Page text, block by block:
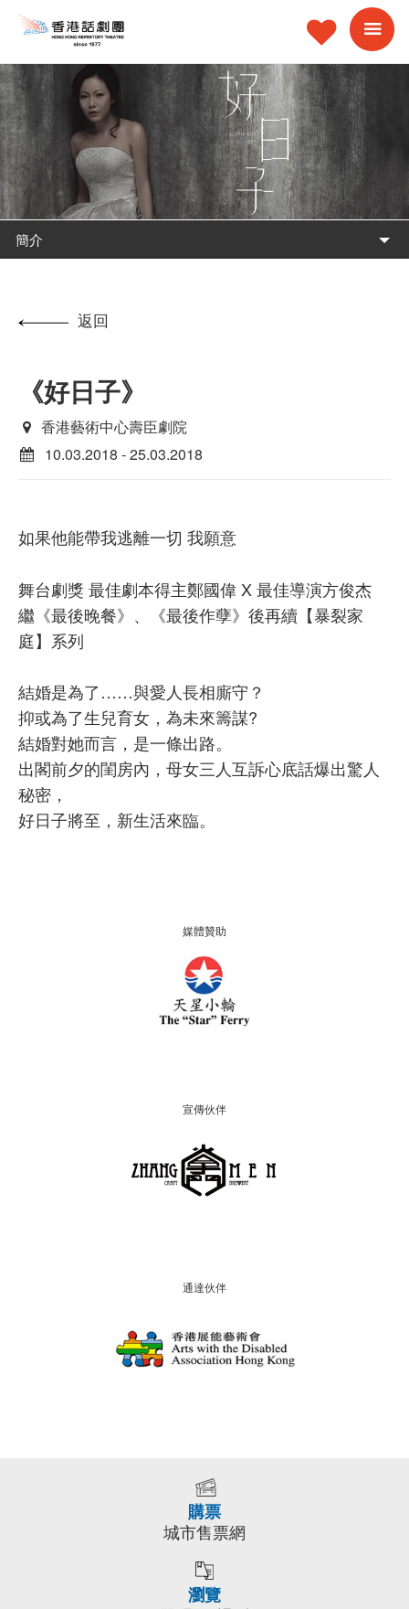
簡介
返回
《好日子》
香港藝術中心壽臣劇院
10.03.2018 - 25.03.2018
如果他能帶我逃離一切 我願意
舞台劇獎 最佳劇本得主鄭國偉 X 最佳導演方俊杰
繼《最後晚餐》、《最後作孽》後再續【暴裂家
庭】系列
結婚是為了……與愛人長相廝守？
抑或為了生兒育女，為未來籌謀?
結婚對她而言，是一條出路。
出閣前夕的閨房內，母女三人互訴心底話爆出驚人
秘密，
好日子將至，新生活來臨。
媒體贊助
宣傳伙伴
通達伙伴
購票
城市售票網
瀏覽